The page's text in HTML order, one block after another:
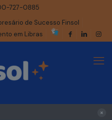
727-0885
de Sucesso Finsol
em Libras
×